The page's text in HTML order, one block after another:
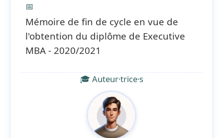
📅
Mémoire de fin de cycle en vue de
l'obtention du diplôme de Executive
MBA - 2020/2021
🎓 Auteur·trice·s